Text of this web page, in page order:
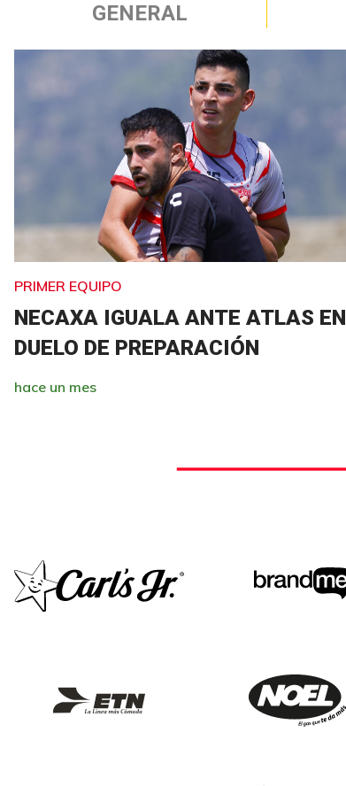
GENERAL
PRIMER EQUIPO
NECAXA IGUALA ANTE ATLAS EN
DUELO DE PREPARACIÓN
hace un mes